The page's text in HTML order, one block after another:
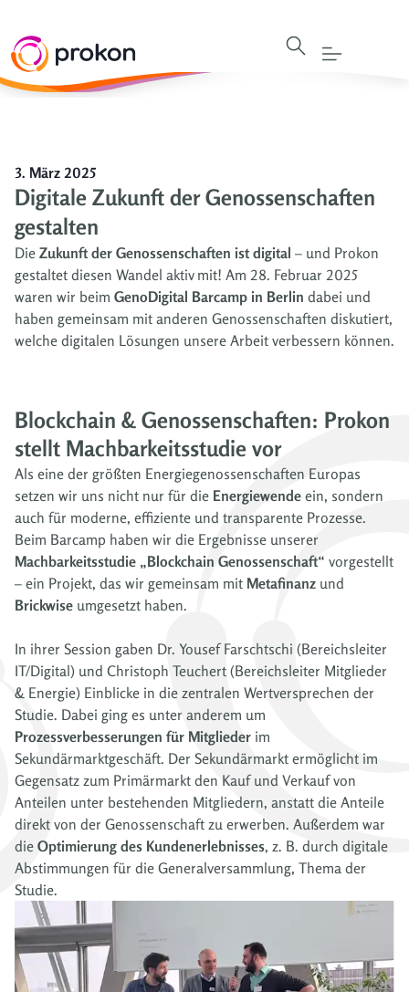
3. März 2025
Digitale Zukunft der Genossenschaften
gestalten
Die Zukunft der Genossenschaften ist digital – und Prokon
gestaltet diesen Wandel aktiv mit! Am 28. Februar 2025
waren wir beim GenoDigital Barcamp in Berlin dabei und
haben gemeinsam mit anderen Genossenschaften diskutiert,
welche digitalen Lösungen unsere Arbeit verbessern können.
Blockchain & Genossenschaften: Prokon
stellt Machbarkeitsstudie vor
Als eine der größten Energiegenossenschaften Europas
setzen wir uns nicht nur für die Energiewende ein, sondern
auch für moderne, effiziente und transparente Prozesse.
Beim Barcamp haben wir die Ergebnisse unserer
Machbarkeitsstudie „Blockchain Genossenschaft“ vorgestellt
– ein Projekt, das wir gemeinsam mit Metafinanz und
Brickwise umgesetzt haben.
In ihrer Session gaben Dr. Yousef Farschtschi (Bereichsleiter
IT/Digital) und Christoph Teuchert (Bereichsleiter Mitglieder
& Energie) Einblicke in die zentralen Wertversprechen der
Studie. Dabei ging es unter anderem um
Prozessverbesserungen für Mitglieder im
Sekundärmarktgeschäft. Der Sekundärmarkt ermöglicht im
Gegensatz zum Primärmarkt den Kauf und Verkauf von
Anteilen unter bestehenden Mitgliedern, anstatt die Anteile
direkt von der Genossenschaft zu erwerben. Außerdem war
die Optimierung des Kundenerlebnisses, z. B. durch digitale
Abstimmungen für die Generalversammlung, Thema der
Studie.